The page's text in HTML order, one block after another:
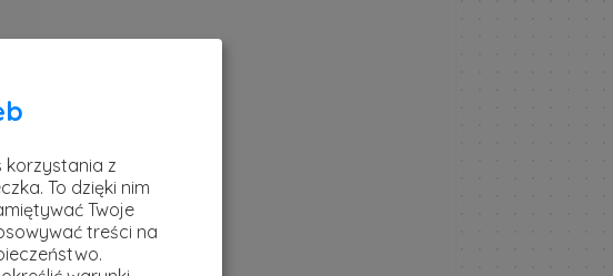
korzystania z
To dzięki nim
Twoje
treści na